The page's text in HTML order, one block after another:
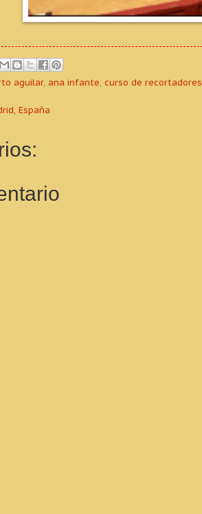
aguilar, ana infante, curso de recortadores
España